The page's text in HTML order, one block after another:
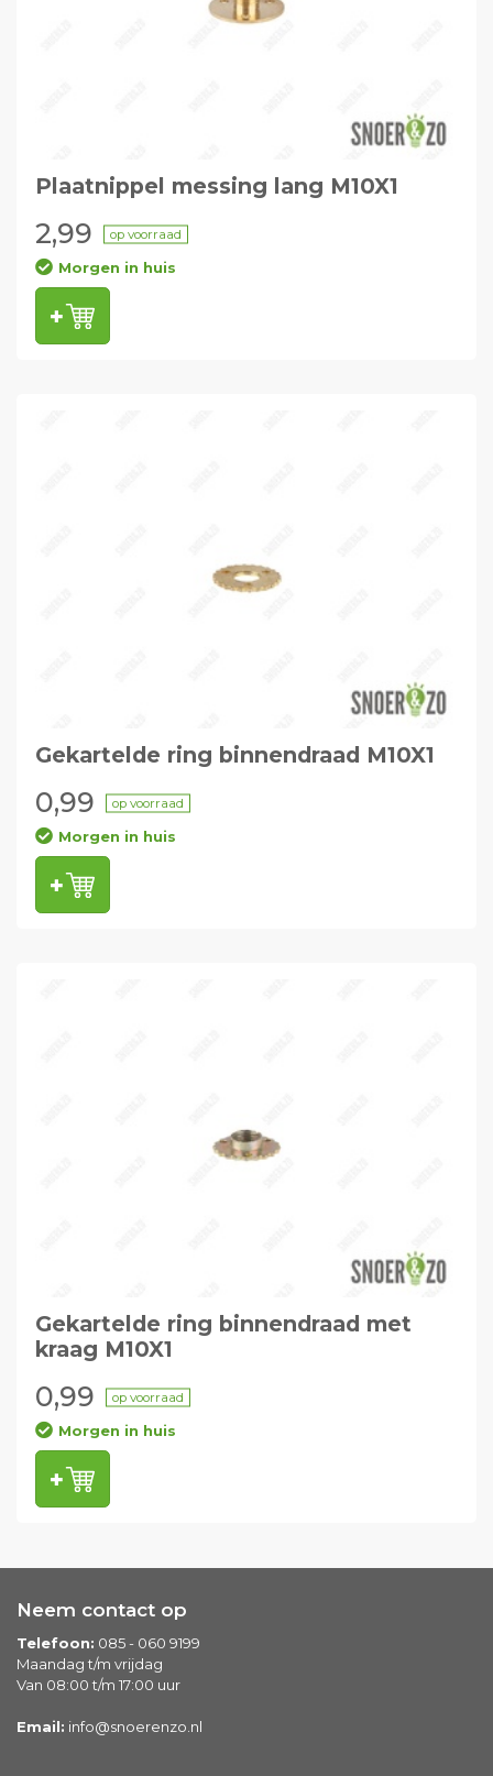
Plaatnippel messing lang M10X1
2,99 op voorraad
Morgen in huis
Gekartelde ring binnendraad M10X1
0,99 op voorraad
Morgen in huis
Gekartelde ring binnendraad met
kraag M10X1
0,99 op voorraad
Morgen in huis
Neem contact op
Telefoon: 085 - 060 9199
Maandag t/m vrijdag
Van 08:00 t/m 17:00 uur
Email: info@snoerenzo.nl